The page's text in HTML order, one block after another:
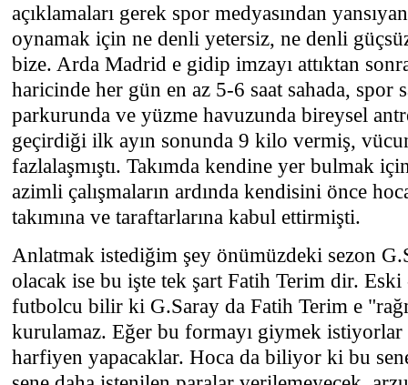
açıklamaları gerek spor medyasından
oynamak için ne denli yetersiz, ne denli
bize. Arda Madrid e gidip imzayı attıktan
haricinde her gün en az 5-6 saat sahada, spor
parkurunda ve yüzme havuzunda bireysel
geçirdiği ilk ayın sonunda 9 kilo vermiş,
fazlalaşmıştı. Takımda kendine yer bulmak
azimli çalışmaların ardında kendisini önce
takımına ve taraftarlarına kabul ettirmişti.
Anlatmak istediğim şey önümüzdeki sezon
olacak ise bu işte tek şart Fatih Terim dir.
futbolcu bilir ki G.Saray da Fatih Terim e
kurulamaz. Eğer bu formayı giymek istiyorlar
harfiyen yapacaklar. Hoca da biliyor ki bu